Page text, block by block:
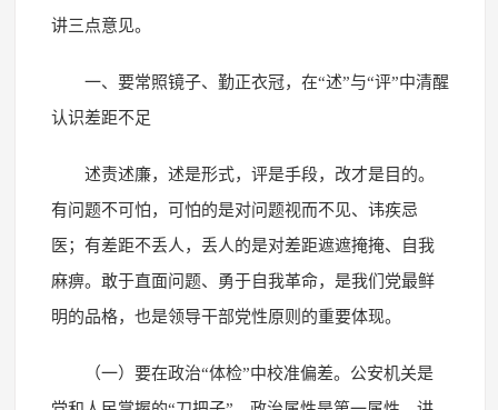
讲三点意见。
一、要常照镜子、勤正衣冠，在“述”与“评”中清醒
认识差距不足
述责述廉，述是形式，评是手段，改才是目的。
有问题不可怕，可怕的是对问题视而不见、讳疾忌
医；有差距不丢人，丢人的是对差距遮遮掩掩、自我
麻痹。敢于直面问题、勇于自我革命，是我们党最鲜
明的品格，也是领导干部党性原则的重要体现。
（一）要在政治“体检”中校准偏差。公安机关是